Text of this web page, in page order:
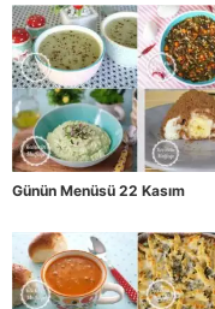
Günün Menüsü 22 Kasım